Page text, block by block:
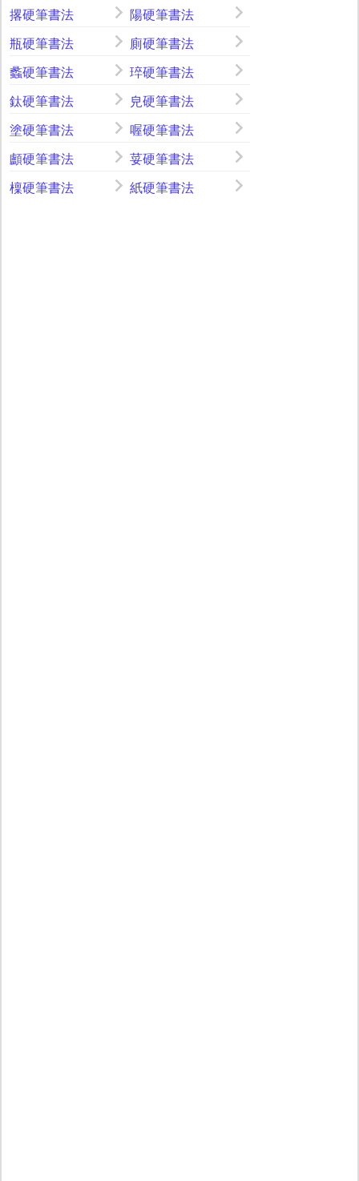
撂硬筆書法 陽硬筆書法
瓶硬筆書法 廁硬筆書法
蠡硬筆書法 琗硬筆書法
鈦硬筆書法 皃硬筆書法
塗硬筆書法 喔硬筆書法
顱硬筆書法 荽硬筆書法
檁硬筆書法 紙硬筆書法